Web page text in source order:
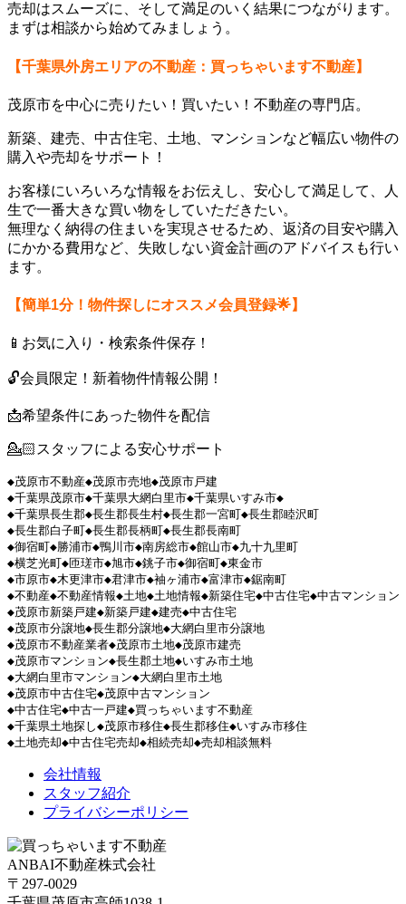
売却はスムーズに、そして満足のいく結果につながります。
まずは相談から始めてみましょう。
【千葉県外房エリアの不動産：買っちゃいます不動産】
茂原市を中心に売りたい！買いたい！不動産の専門店。
新築、建売、中古住宅、土地、マンションなど幅広い物件の
購入や売却をサポート！
お客様にいろいろな情報をお伝えし、安心して満足して、人
生で一番大きな買い物をしていただきたい。
無理なく納得の住まいを実現させるため、返済の目安や購入
にかかる費用など、失敗しない資金計画のアドバイスも行い
ます。
【簡単1分！物件探しにオススメ会員登録🌟】
📱お気に入り・検索条件保存！
🔓会員限定！新着物件情報公開！
📩希望条件にあった物件を配信
💁🏻スタッフによる安心サポート
◆茂原市不動産◆茂原市売地◆茂原市戸建
◆千葉県茂原市◆千葉県大網白里市◆千葉県いすみ市◆
◆千葉県長生郡◆長生郡長生村◆長生郡一宮町◆長生郡睦沢町
◆長生郡白子町◆長生郡長柄町◆長生郡長南町
◆御宿町◆勝浦市◆鴨川市◆南房総市◆館山市◆九十九里町
◆横芝光町◆匝瑳市◆旭市◆銚子市◆御宿町◆東金市
◆市原市◆木更津市◆君津市◆袖ヶ浦市◆富津市◆鋸南町
◆不動産◆不動産情報◆土地◆土地情報◆新築住宅◆中古住宅◆中古マンション
◆茂原市新築戸建◆新築戸建◆建売◆中古住宅
◆茂原市分譲地◆長生郡分譲地◆大網白里市分譲地
◆茂原市不動産業者◆茂原市土地◆茂原市建売
◆茂原市マンション◆長生郡土地◆いすみ市土地
◆大網白里市マンション◆大網白里市土地
◆茂原市中古住宅◆茂原中古マンション
◆中古住宅◆中古一戸建◆買っちゃいます不動産
◆千葉県土地探し◆茂原市移住◆長生郡移住◆いすみ市移住
◆土地売却◆中古住宅売却◆相続売却◆売却相談無料
会社情報
スタッフ紹介
プライバシーポリシー
ANBAI不動産株式会社
〒297-0029